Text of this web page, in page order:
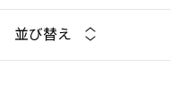
並び替え